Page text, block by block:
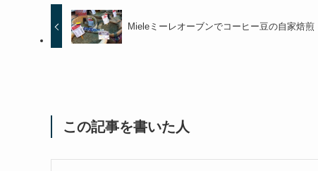
Mieleミーレオーブンでコーヒー豆の自家焙煎
この記事を書いた人